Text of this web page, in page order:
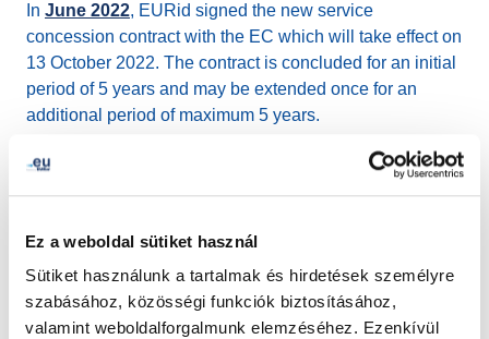
Ez a weboldal sütiket használ
Sütiket használunk a tartalmak és hirdetések személyre
szabásához, közösségi funkciók biztosításához,
valamint weboldalforgalmunk elemzéséhez. Ezenkívül
In June 2022, EURid signed the new service
concession contract with the EC which will take effect on
13 October 2022. The contract is concluded for an initial
period of 5 years and may be extended once for an
additional period of maximum 5 years.
The following changes are implemented in relation to
the new contract:
Updated Accredited Registrar Agreement
Updated ADR Rules